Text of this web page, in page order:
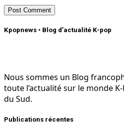
Kpopnews • Blog d’actualité K-pop
Nous sommes un Blog
toute l’actualité sur le monde
du Sud.
Publications récentes